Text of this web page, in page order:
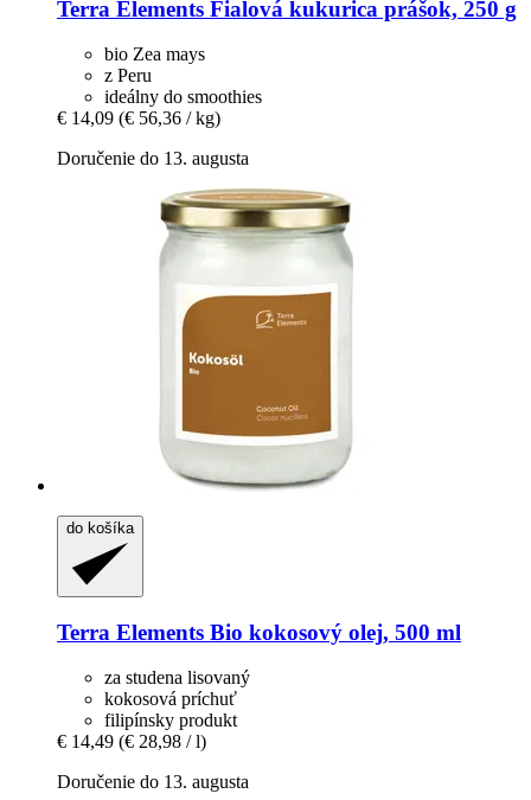
Terra Elements Fialová kukurica prášok, 250 g
bio Zea mays
z Peru
ideálny do smoothies
€ 14,09 (€ 56,36 / kg)
Doručenie do 13. augusta
do košíka
Terra Elements Bio kokosový olej, 500 ml
za studena lisovaný
kokosová príchuť
filipínsky produkt
€ 14,49 (€ 28,98 / l)
Doručenie do 13. augusta